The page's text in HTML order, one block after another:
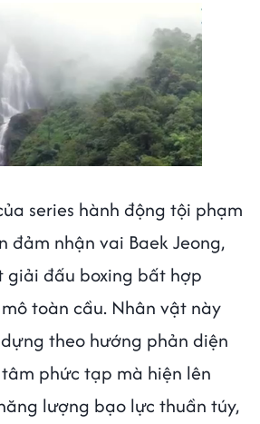
series hành động tội phạm
đảm nhận vai Baek Jeong,
giải đấu boxing bất hợp
toàn cầu. Nhân vật này
theo hướng phản diện
phức tạp mà hiện lên
lượng bạo lực thuần túy,